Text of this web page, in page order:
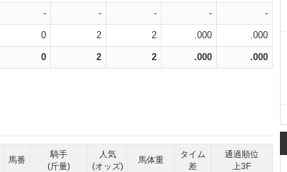
- - - - -
0 2 2 .000 .000
0 2 2 .000 .000
馬番
騎手
(斤量)
人気
(オッズ)
馬体重
タイム
差
通過順位
上3F